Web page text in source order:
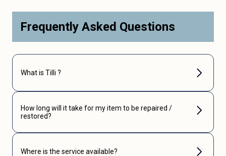
Frequently Asked Questions
What is Tilli ?
How long will it take for my item to be repaired /
restored?
Where is the service available?